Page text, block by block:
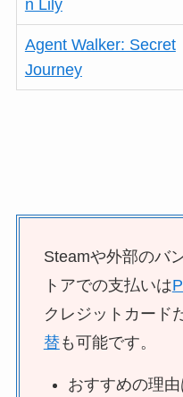
n Lily
Agent Walker: Secret
Journey
Steamや外部のバ
トアでの支払いは
クレジットカード
替も可能です。
おすすめの理